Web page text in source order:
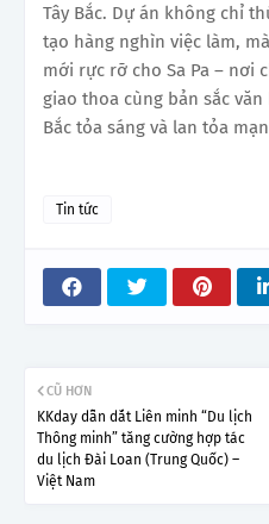
Tây Bắc. Dự án không chỉ
tạo hàng nghìn việc làm,
mới rực rỡ cho Sa Pa – nơi
giao thoa cùng bản sắc
Bắc tỏa sáng và lan tỏa
Tin tức
CŨ HƠN
KKday dẫn dắt Liên minh “Du lịch
Thông minh” tăng cường hợp tác
du lịch Đài Loan (Trung Quốc) –
Việt Nam